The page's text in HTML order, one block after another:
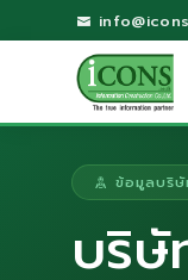
ข้อมูลบริษั
บริษั